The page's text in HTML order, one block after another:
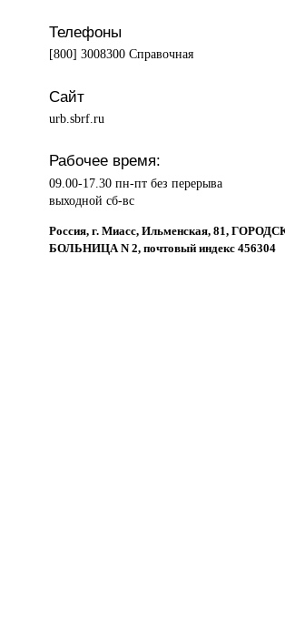
Телефоны
[800] 3008300 Справочная
Сайт
urb.sbrf.ru
Рабочее время:
09.00-17.30 пн-пт без перерыва
выходной сб-вс
Россия, г. Миасс, Ильменская, 81,
БОЛЬНИЦА N 2, почтовый индекс 456304